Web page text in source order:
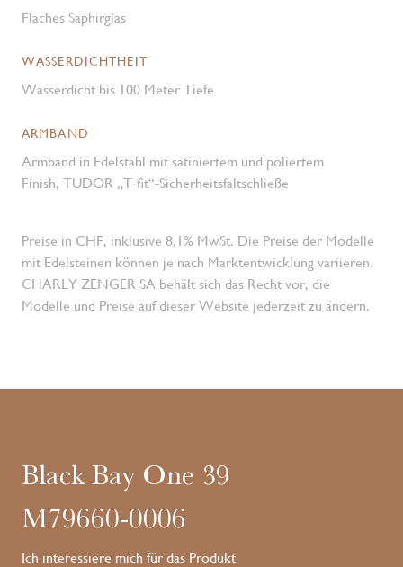
Flaches Saphirglas
WASSERDICHTHEIT
Wasserdicht bis 100 Meter Tiefe
ARMBAND
Armband in Edelstahl mit satiniertem und poliertem
Finish, TUDOR „T‑fit“-Sicherheitsfaltschließe
Preise in CHF, inklusive 8,1% MwSt. Die Preise der Modelle
mit Edelsteinen können je nach Marktentwicklung variieren.
CHARLY ZENGER SA behält sich das Recht vor, die
Modelle und Preise auf dieser Website jederzeit zu ändern.
Black Bay One 39
M79660-0006
Ich interessiere mich für das Produkt